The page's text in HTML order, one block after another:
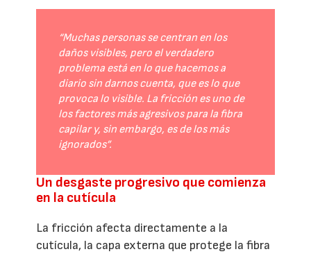
“Muchas personas se centran en los
daños visibles, pero el verdadero
problema está en lo que hacemos a
diario sin darnos cuenta, que es lo que
provoca lo visible. La fricción es uno de
los factores más agresivos para la fibra
capilar y, sin embargo, es de los más
ignorados”.
Un desgaste progresivo que comienza
en la cutícula
La fricción afecta directamente a la
cutícula, la capa externa que protege la fibra